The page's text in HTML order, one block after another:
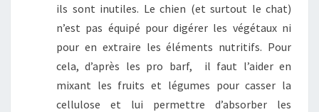
ils sont inutiles. Le chien (et surtout le chat)
n’est pas équipé pour digérer les végétaux ni
pour en extraire les éléments nutritifs. Pour
cela, d’après les pro barf, il faut l’aider en
mixant les fruits et légumes pour casser la
cellulose et lui permettre d’absorber les